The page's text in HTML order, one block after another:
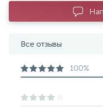
Все отзывы
100%